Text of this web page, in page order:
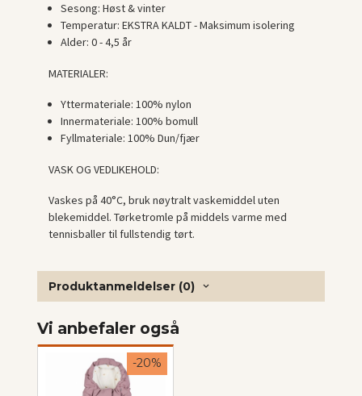
Sesong:Høst & vinter
Temperatur:EKSTRA KALDT - Maksimum isolering
Alder:0 - 4,5 år
MATERIALER:
Yttermateriale:100% nylon
Innermateriale:100% bomull
Fyllmateriale:100% Dun/fjær
VASK OG VEDLIKEHOLD:
Vaskes på 40°C, bruk nøytralt vaskemiddel uten
blekemiddel. Tørketromle på middels varme med
tennisballer til fullstendig tørt.
Produktanmeldelser (0)
Vi anbefaler også
-20%